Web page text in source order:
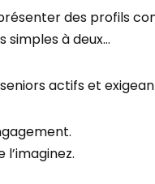
des profils
simples à deux…
actifs et